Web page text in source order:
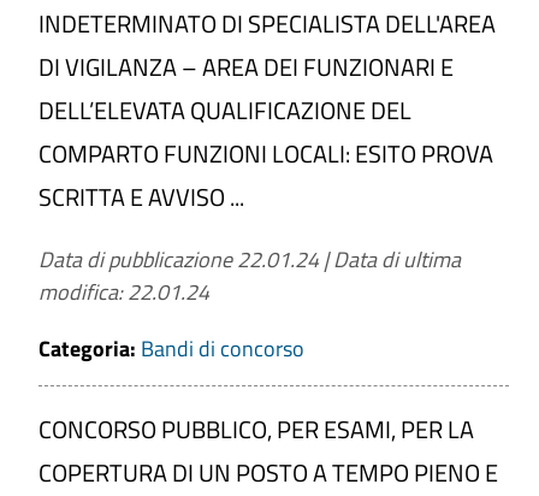
INDETERMINATO DI SPECIALISTA DELL'AREA
DI VIGILANZA – AREA DEI FUNZIONARI E
DELL’ELEVATA QUALIFICAZIONE DEL
COMPARTO FUNZIONI LOCALI: ESITO PROVA
SCRITTA E AVVISO ...
Data di pubblicazione 22.01.24|Data di ultima
modifica: 22.01.24
Categoria: Bandi di concorso
CONCORSO PUBBLICO, PER ESAMI, PER LA
COPERTURA DI UN POSTO A TEMPO PIENO E